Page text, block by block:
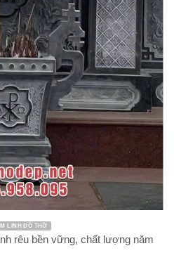
LINH ĐỒ THỜ
rêu bền vững, chất lượng năm